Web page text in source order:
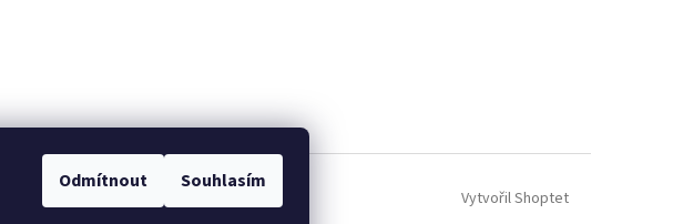
Odmítnout Souhlasím
Vytvořil Shoptet